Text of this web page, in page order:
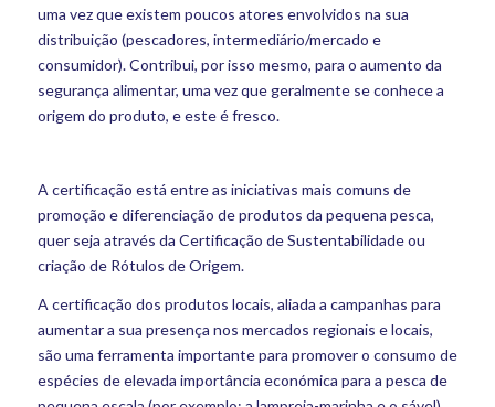
uma vez que existem poucos atores envolvidos na sua
distribuição (pescadores, intermediário/mercado e
consumidor). Contribui, por isso mesmo, para o aumento da
segurança alimentar, uma vez que geralmente se conhece a
origem do produto, e este é fresco.
A certificação está entre as iniciativas mais comuns de
promoção e diferenciação de produtos da pequena pesca,
quer seja através da Certificação de Sustentabilidade ou
criação de Rótulos de Origem.
A certificação dos produtos locais, aliada a campanhas para
aumentar a sua presença nos mercados regionais e locais,
são uma ferramenta importante para promover o consumo de
espécies de elevada importância económica para a pesca de